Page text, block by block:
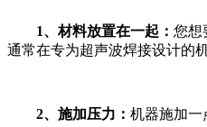
1、材料放置在一起： 您想
通常在专为超声波焊接设计的机
2、施加压力： 机器施加一